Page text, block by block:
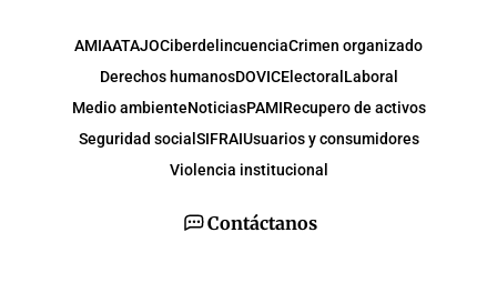
Contáctanos
AMIAATAJOCiberdelincuenciaCrimen organizado
Derechos humanosDOVICElectoral Laboral
Medio ambienteNoticiasPAMIRecupero de activos
Seguridad social SIFRAIUsuarios y consumidores
Violencia institucional